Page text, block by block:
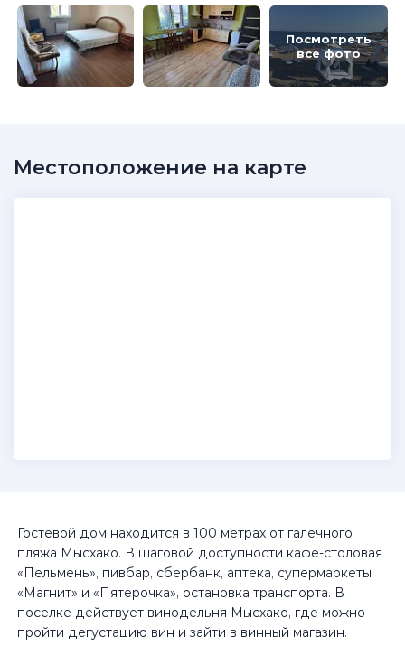
Посмотреть
все фото
Гостевой дом находится в 100 метрах от галечного
пляжа Мысхако. В шаговой доступности кафе-столовая
«Пельмень», пивбар, сбербанк, аптека, супермаркеты
«Магнит» и «Пятерочка», остановка транспорта. В
поселке действует винодельня Мысхако, где можно
пройти дегустацию вин и зайти в винный магазин.
Местоположение на карте